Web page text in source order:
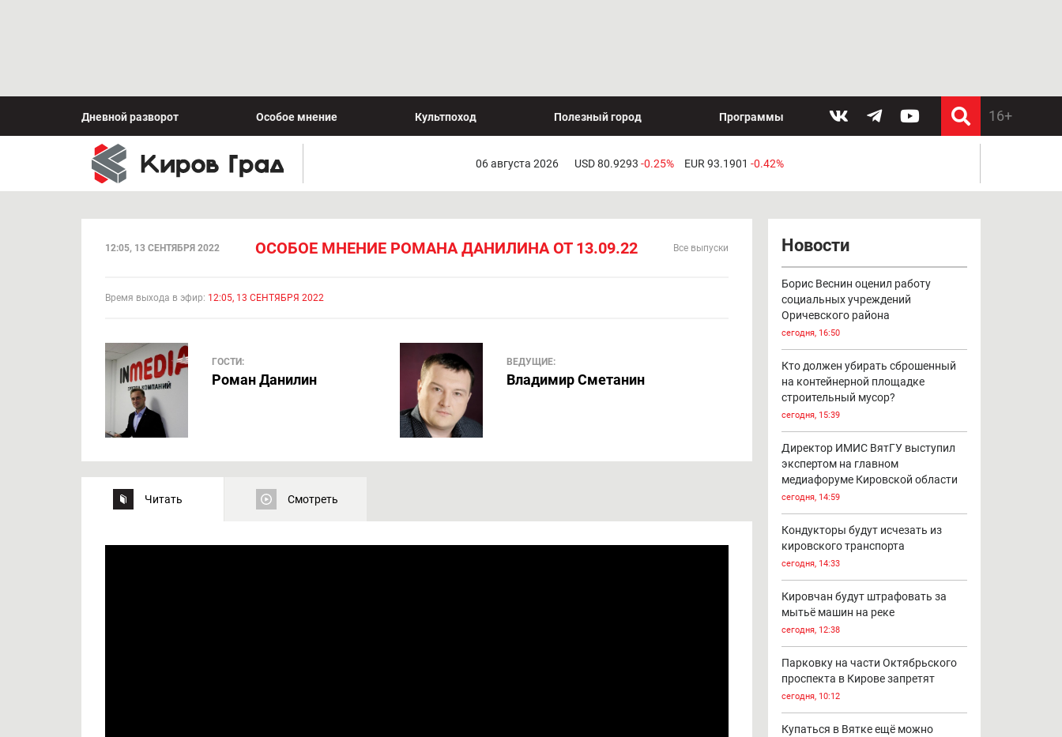
Дневной разворот Особое мнение Культпоход Полезный город Программы
06 августа 2026 USD 80.9293 -0.25% EUR 93.1901 -0.42%
12:05, 13 СЕНТЯБРЯ 2022 ОСОБОЕ МНЕНИЕ РОМАНА ДАНИЛИНА ОТ 13.09.22 Все выпуски
Время выхода в эфир: 12:05, 13 СЕНТЯБРЯ 2022
ГОСТИ:
Роман Данилин
ВЕДУЩИЕ:
Владимир Сметанин
Читать Смотреть
Новости
Борис Веснин оценил работу
социальных учреждений
Оричевского района
сегодня, 16:50
Кто должен убирать сброшенный
на контейнерной площадке
строительный мусор?
сегодня, 15:39
Директор ИМИС ВятГУ выступил
экспертом на главном
медиафоруме Кировской области
сегодня, 14:59
Кондукторы будут исчезать из
кировского транспорта
сегодня, 14:33
Кировчан будут штрафовать за
мытьё машин на реке
сегодня, 12:38
Парковку на части Октябрьского
проспекта в Кирове запретят
сегодня, 10:12
Купаться в Вятке ещё можно